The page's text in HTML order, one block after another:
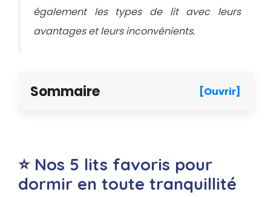
également les types de lit avec leurs
avantages et leurs inconvénients.
Sommaire [Ouvrir]
⭐ Nos 5 lits favoris pour
dormir en toute tranquillité